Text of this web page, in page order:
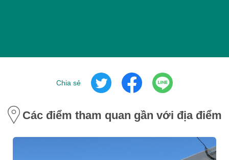
Chia sẻ
Các điểm tham quan gần với địa điểm